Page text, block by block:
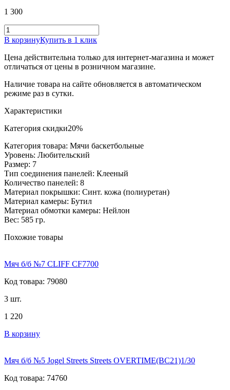
1 300
В корзинуКупить в 1 клик
Цена действительна только для интернет-магазина и может
отличаться от цены в розничном магазине.
Наличие товара на сайте обновляется в автоматическом
режиме раз в сутки.
Характеристики
Категория скидки20%
Категория товара: Мячи баскетбольные
Уровень: Любительский
Размер: 7
Тип соединения панелей: Клееный
Количество панелей: 8
Материал покрышки: Синт. кожа (полиуретан)
Материал камеры: Бутил
Материал обмотки камеры: Нейлон
Вес: 585 гр.
Похожие товары
Мяч б/б №7 CLIFF CF7700
Код товара: 79080
3 шт.
1 220
В корзину
Мяч б/б №5 Jogel Streets Streets OVERTIME(ВС21)1/30
Код товара: 74760